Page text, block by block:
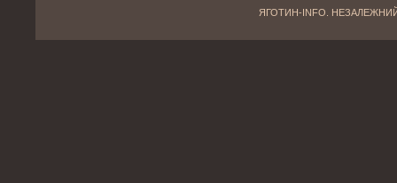
ЯГОТИН-INFO.